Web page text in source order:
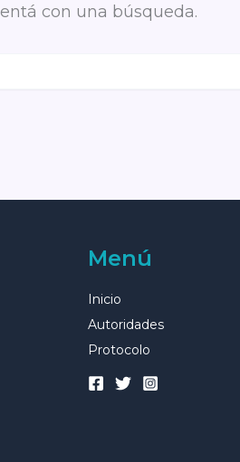
con una búsqueda.
Menú
Inicio
Autoridades
Protocolo